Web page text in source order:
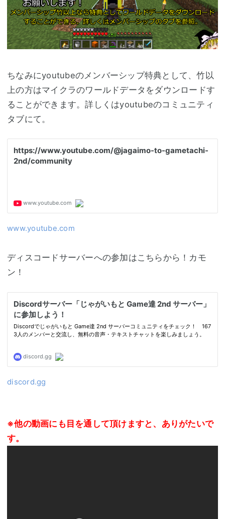
ちなみにyoutubeのメンバーシップ特典として、竹以
上の方はマイクラのワールドデータをダウンロードす
ることができます。詳しくはyoutubeのコミュニティ
タブにて。
www.youtube.com
ディスコードサーバーへの参加はこちらから！カモ
ン！
discord.gg
※他の動画にも目を通して頂けますと、ありがたいで
す。